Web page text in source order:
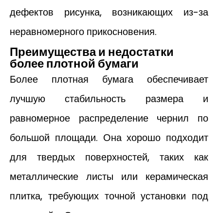
дефектов рисунка, возникающих из-за
неравномерного прикосновения.
Преимущества и недостатки
более плотной бумаги
Более плотная бумага обеспечивает
лучшую стабильность размера и
равномерное распределение чернил по
большой площади. Она хорошо подходит
для твердых поверхностей, таких как
металлические листы или керамическая
плитка, требующих точной установки под